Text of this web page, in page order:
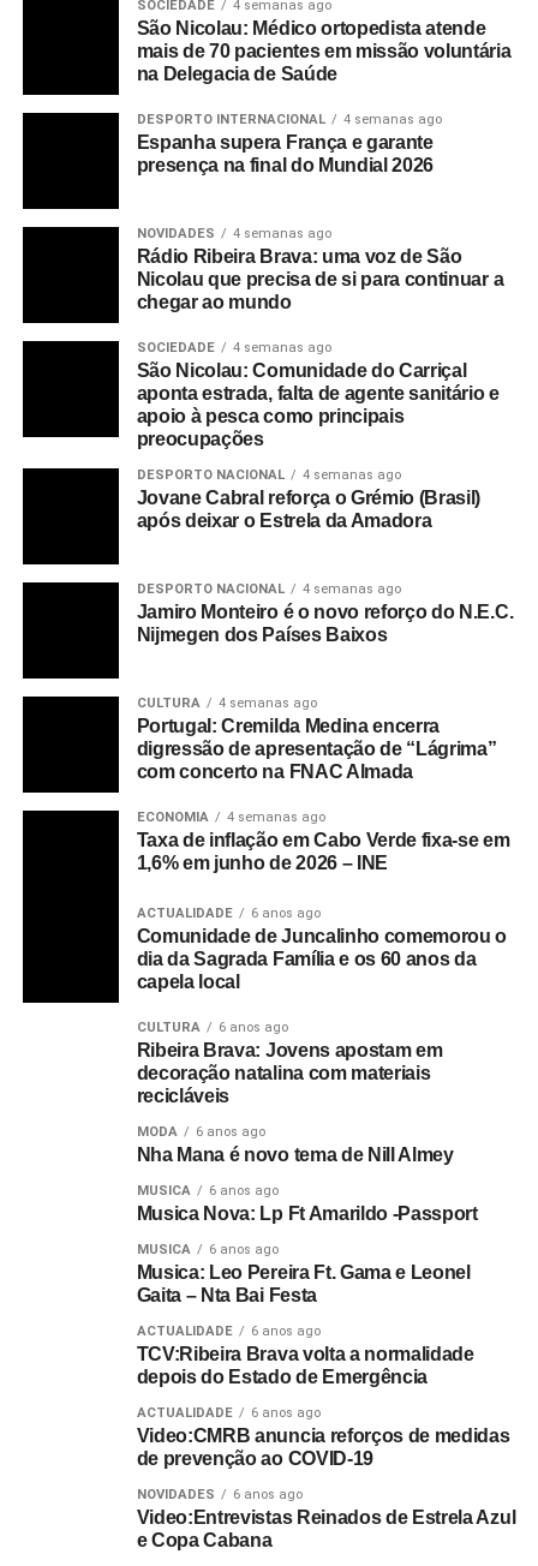
SOCIEDADE 4 semanas ago
São Nicolau: Médico ortopedista atende
mais de 70 pacientes em missão voluntária
na Delegacia de Saúde
DESPORTO INTERNACIONAL 4 semanas ago
Espanha supera França e garante
presença na final do Mundial 2026
NOVIDADES 4 semanas ago
Rádio Ribeira Brava: uma voz de São
Nicolau que precisa de si para continuar a
chegar ao mundo
SOCIEDADE 4 semanas ago
São Nicolau: Comunidade do Carriçal
aponta estrada, falta de agente sanitário e
apoio à pesca como principais
preocupações
DESPORTO NACIONAL 4 semanas ago
Jovane Cabral reforça o Grémio (Brasil)
após deixar o Estrela da Amadora
DESPORTO NACIONAL 4 semanas ago
Jamiro Monteiro é o novo reforço do N.E.C.
Nijmegen dos Países Baixos
CULTURA 4 semanas ago
Portugal: Cremilda Medina encerra
digressão de apresentação de “Lágrima”
com concerto na FNAC Almada
ECONOMIA 4 semanas ago
Taxa de inflação em Cabo Verde fixa-se em
1,6% em junho de 2026 – INE
ACTUALIDADE 6 anos ago
Comunidade de Juncalinho comemorou o
dia da Sagrada Família e os 60 anos da
capela local
CULTURA 6 anos ago
Ribeira Brava: Jovens apostam em
decoração natalina com materiais
recicláveis
MODA 6 anos ago
Nha Mana é novo tema de Nill Almey
MUSICA 6 anos ago
Musica Nova: Lp Ft Amarildo -Passport
MUSICA 6 anos ago
Musica: Leo Pereira Ft. Gama e Leonel
Gaita – Nta Bai Festa
ACTUALIDADE 6 anos ago
TCV:Ribeira Brava volta a normalidade
depois do Estado de Emergência
ACTUALIDADE 6 anos ago
Video:CMRB anuncia reforços de medidas
de prevenção ao COVID-19
NOVIDADES 6 anos ago
Video:Entrevistas Reinados de Estrela Azul
e Copa Cabana